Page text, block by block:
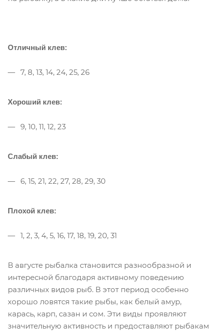
Отличный клев:
7, 8, 13, 14, 24, 25, 26
Хороший клев:
9, 10, 11, 12, 23
Слабый клев:
6, 15, 21, 22, 27, 28, 29, 30
Плохой клев:
1, 2, 3, 4, 5, 16, 17, 18, 19, 20, 31
В августе рыбалка становится разнообразной и
интересной благодаря активному поведению
различных видов рыб. В этот период особенно
хорошо ловятся такие рыбы, как белый амур,
карась, карп, сазан и сом. Эти виды проявляют
значительную активность и предоставляют рыбакам